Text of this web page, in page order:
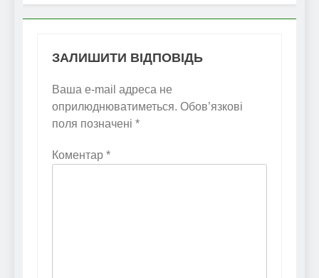
ЗАЛИШИТИ ВІДПОВІДЬ
Ваша e-mail адреса не
оприлюднюватиметься. Обов’язкові
поля позначені *
Коментар *